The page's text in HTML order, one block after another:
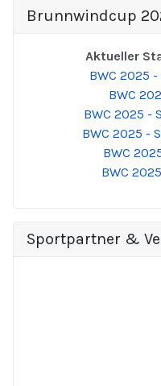
Brunnwindcup
Aktueller
BWC 2025
BWC
BWC 2025 -
BWC 2025 -
BWC
BWC
Sportpartner &